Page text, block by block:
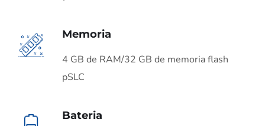
Memoria
4 GB de RAM/32 GB de memoria flash
pSLC
Bateria